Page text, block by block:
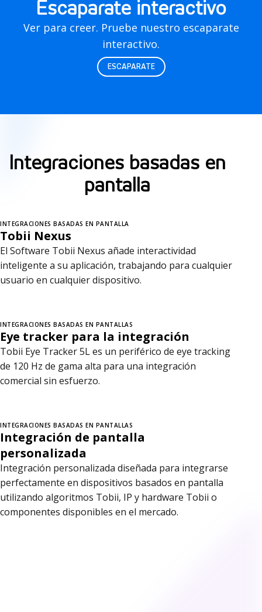
Escaparate interactivo
Ver para creer. Pruebe nuestro escaparate
interactivo.
ESCAPARATE
Integraciones basadas en
pantalla
INTEGRACIONES BASADAS EN PANTALLA
Tobii Nexus
El Software Tobii Nexus añade interactividad
inteligente a su aplicación, trabajando para cualquier
usuario en cualquier dispositivo.
INTEGRACIONES BASADAS EN PANTALLAS
Eye tracker para la integración
Tobii Eye Tracker 5L es un periférico de eye tracking
de 120 Hz de gama alta para una integración
comercial sin esfuerzo.
INTEGRACIONES BASADAS EN PANTALLAS
Integración de pantalla
personalizada
Integración personalizada diseñada para integrarse
perfectamente en dispositivos basados en pantalla
utilizando algoritmos Tobii, IP y hardware Tobii o
componentes disponibles en el mercado.